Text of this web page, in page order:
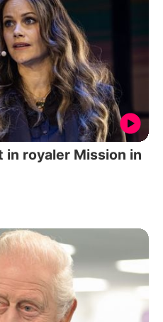
in royaler Mission in